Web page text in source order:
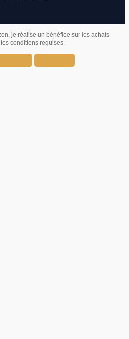
je réalise un bénéfice sur les achats
conditions requises.